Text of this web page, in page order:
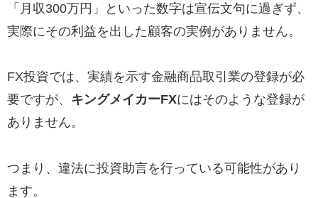
「月収300万円」といった数字は宣伝文句に過ぎず、
実際にその利益を出した顧客の実例がありません。
FX投資では、実績を示す金融商品取引業の登録が必
要ですが、 キングメイカーFXにはそのような登録が
ありません。
つまり、違法に投資助言を行っている可能性があり
ます。